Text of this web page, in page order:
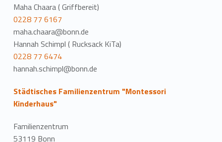
Maha Chaara ( Griffbereit)
0228 77 6167
maha.chaara@bonn.de
Hannah Schimpl ( Rucksack KiTa)
0228 77 6474
hannah.schimpl@bonn.de
Städtisches Familienzentrum "Montessori
Kinderhaus"
Familienzentrum
53119 Bonn